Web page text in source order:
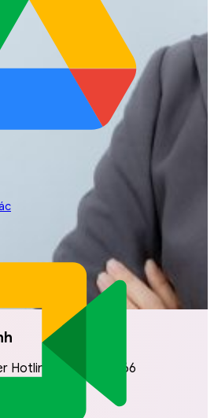
Hotline: 0842.999.666